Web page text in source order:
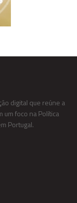
digital que reúne a
um foco na Política
Portugal.